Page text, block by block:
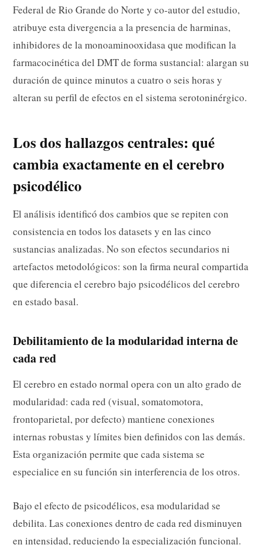
Federal de Rio Grande do Norte y co-autor del estudio,
atribuye esta divergencia a la presencia de harminas,
inhibidores de la monoaminooxidasa que modifican la
farmacocinética del DMT de forma sustancial: alargan su
duración de quince minutos a cuatro o seis horas y
alteran su perfil de efectos en el sistema serotoninérgico.
Los dos hallazgos centrales: qué
cambia exactamente en el cerebro
psicodélico
El análisis identificó dos cambios que se repiten con
consistencia en todos los datasets y en las cinco
sustancias analizadas. No son efectos secundarios ni
artefactos metodológicos: son la firma neural compartida
que diferencia el cerebro bajo psicodélicos del cerebro
en estado basal.
Debilitamiento de la modularidad interna de
cada red
El cerebro en estado normal opera con un alto grado de
modularidad: cada red (visual, somatomotora,
frontoparietal, por defecto) mantiene conexiones
internas robustas y límites bien definidos con las demás.
Esta organización permite que cada sistema se
especialice en su función sin interferencia de los otros.
Bajo el efecto de psicodélicos, esa modularidad se
debilita. Las conexiones dentro de cada red disminuyen
en intensidad, reduciendo la especialización funcional.